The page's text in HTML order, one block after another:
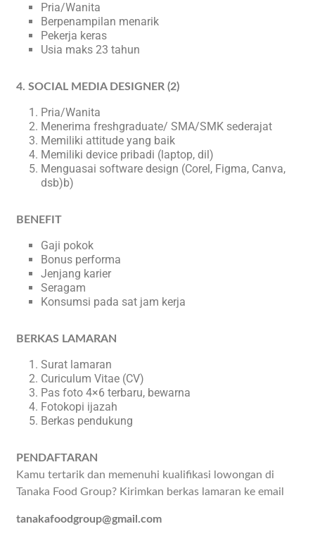
Pria/Wanita
Berpenampilan menarik
Pekerja keras
Usia maks 23 tahun
4. SOCIAL MEDIA DESIGNER (2)
Pria/Wanita
Menerima freshgraduate/ SMA/SMK sederajat
Memiliki attitude yang baik
Memiliki device pribadi (laptop, dil)
Menguasai software design (Corel, Figma, Canva,
dsb)b)
BENEFIT
Gaji pokok
Bonus performa
Jenjang karier
Seragam
Konsumsi pada sat jam kerja
BERKAS LAMARAN
Surat lamaran
Curiculum Vitae (CV)
Pas foto 4×6 terbaru, bewarna
Fotokopi ijazah
Berkas pendukung
PENDAFTARAN
Kamu tertarik dan memenuhi kualifikasi lowongan di
Tanaka Food Group? Kirimkan berkas lamaran ke email
tanakafoodgroup@gmail.com